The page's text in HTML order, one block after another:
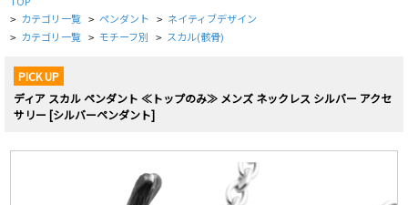
> カテゴリ一覧 > ペンダント > ネイティブデザイン
> カテゴリ一覧 > モチーフ別 > スカル(骸骨)
PICK UP
ディア スカル ペンダント ≪トップのみ≫ メンズ ネックレス シルバー アクセ
サリー [シルバーペンダント]